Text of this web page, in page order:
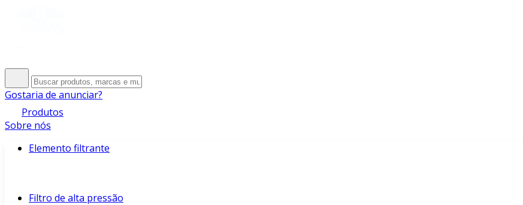
Gostaria de anunciar?
Produtos
Sobre nós
Elemento filtrante
Filtro de alta pressão